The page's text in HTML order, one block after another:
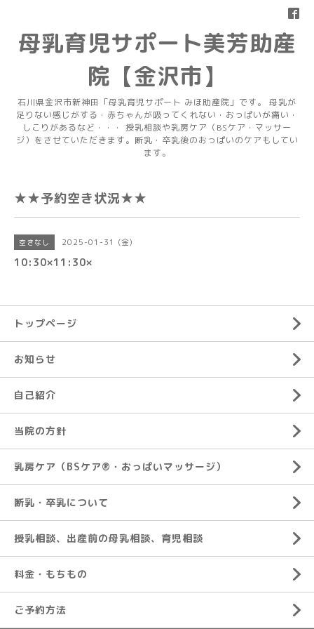
母乳育児サポート美芳助産
院【金沢市】
石川県金沢市新神田「母乳育児サポート みほ助産院」です。 母乳が
足りない感じがする・赤ちゃんが吸ってくれない・おっぱいが痛い・
しこりがあるなど・・・ 授乳相談や乳房ケア（BSケア・マッサー
ジ）をさせていただきます。断乳・卒乳後のおっぱいのケアもしてい
ます。
★★予約空き状況★★
空きなし 2025-01-31 (金)
10:30×11:30×
トップページ
お知らせ
自己紹介
当院の方針
乳房ケア（BSケア®︎・おっぱいマッサージ）
断乳・卒乳について
授乳相談、出産前の母乳相談、育児相談
料金・もちもの
ご予約方法